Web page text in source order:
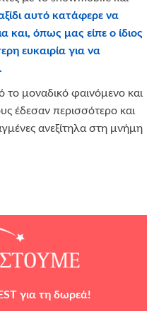
αυτό κατάφερε να
και, όπως μας είπε ο ίδιος
ευκαιρία για να
μοναδικό φαινόμενο και
έδεσαν περισσότερο και
ανεξίτηλα στη μνήμη
για τη δωρεά!